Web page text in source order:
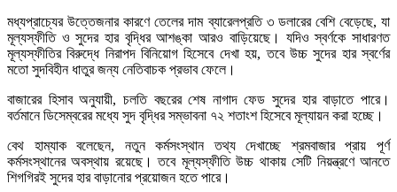
মধ্যপ্রাচ্যের উত্তেজনার কারণে তেলের দাম ব্যারেলপ্রতি ৩ ডলারের বেশি বেড়েছে, যা
মূল্যস্ফীতি ও সুদের হার বৃদ্ধির আশঙ্কা আরও বাড়িয়েছে। যদিও স্বর্ণকে সাধারণত
মূল্যস্ফীতির বিরুদ্ধে নিরাপদ বিনিয়োগ হিসেবে দেখা হয়, তবে উচ্চ সুদের হার স্বর্ণের
মতো সুদবিহীন ধাতুর জন্য নেতিবাচক প্রভাব ফেলে।
বাজারের হিসাব অনুযায়ী, চলতি বছরের শেষ নাগাদ ফেড সুদের হার বাড়াতে পারে।
বর্তমানে ডিসেম্বরের মধ্যে সুদ বৃদ্ধির সম্ভাবনা ৭২ শতাংশ হিসেবে মূল্যায়ন করা হচ্ছে।
বেথ হাম্যাক বলেছেন, নতুন কর্মসংস্থান তথ্য দেখাচ্ছে শ্রমবাজার প্রায় পূর্ণ
কর্মসংস্থানের অবস্থায় রয়েছে। তবে মূল্যস্ফীতি উচ্চ থাকায় সেটি নিয়ন্ত্রণে আনতে
শিগগিরই সুদের হার বাড়ানোর প্রয়োজন হতে পারে।